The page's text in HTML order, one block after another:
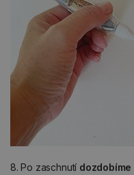
8. Po zaschnutí dozdobíme